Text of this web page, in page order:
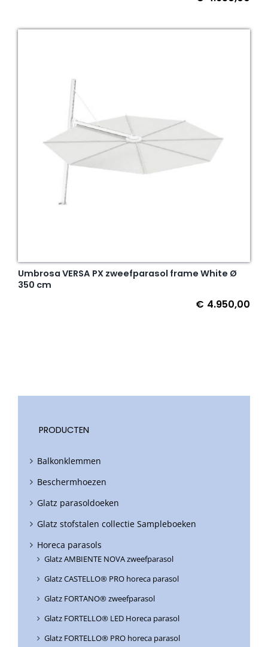
Umbrosa VERSA PX zweefparasol frame White Ø
350 cm
€ 4.950,00
PRODUCTEN
Balkonklemmen
Beschermhoezen
Glatz parasoldoeken
Glatz stofstalen collectie Sampleboeken
Horeca parasols
Glatz AMBIENTE NOVA zweefparasol
Glatz CASTELLO® PRO horeca parasol
Glatz FORTANO® zweefparasol
Glatz FORTELLO® LED Horeca parasol
Glatz FORTELLO® PRO horeca parasol